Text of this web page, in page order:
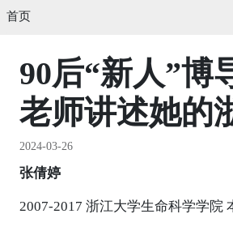
首页
90后“新人”博
老师讲述她的
2024-03-26
张倩婷
2007-2017 浙江大学生命科学学院